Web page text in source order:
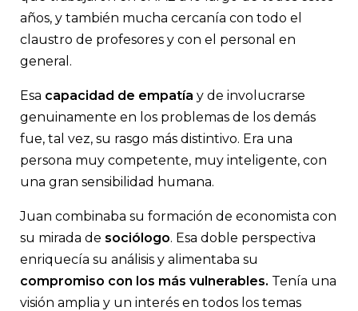
años, y también mucha cercanía con todo el
claustro de profesores y con el personal en
general.
Esa capacidad de empatía y de involucrarse
genuinamente en los problemas de los demás
fue, tal vez, su rasgo más distintivo. Era una
persona muy competente, muy inteligente, con
una gran sensibilidad humana.
Juan combinaba su formación de economista con
su mirada de sociólogo. Esa doble perspectiva
enriquecía su análisis y alimentaba su
compromiso con los más vulnerables. Tenía una
visión amplia y un interés en todos los temas